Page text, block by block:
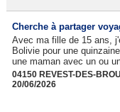
Cherche à partager
Avec ma fille de 15 ans,
Bolivie pour une
une maman avec un ou
04150 REVEST-DES-
20/06/2026